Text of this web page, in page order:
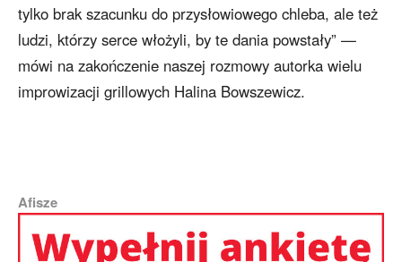
tylko brak szacunku do przysłowiowego chleba, ale też
ludzi, którzy serce włożyli, by te dania powstały” —
mówi na zakończenie naszej rozmowy autorka wielu
improwizacji grillowych Halina Bowszewicz.
Afisze